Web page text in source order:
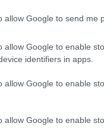
allow Google to send me
allow Google to enable
identifiers in apps.
allow Google to enable
allow Google to enable